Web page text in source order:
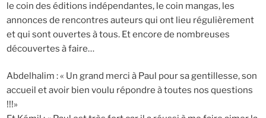
le coin des éditions indépendantes, le coin mangas, les
annonces de rencontres auteurs qui ont lieu régulièrement
et qui sont ouvertes à tous. Et encore de nombreuses
découvertes à faire…
Abdelhalim : « Un grand merci à Paul pour sa gentillesse, son
accueil et avoir bien voulu répondre à toutes nos questions
!!!»